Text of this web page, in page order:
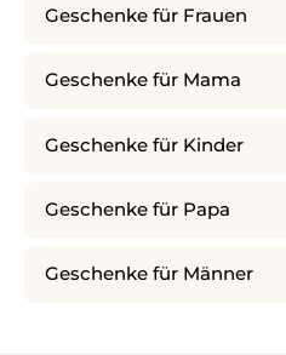
Geschenke für Frauen
Geschenke für Mama
Geschenke für Kinder
Geschenke für Papa
Geschenke für Männer